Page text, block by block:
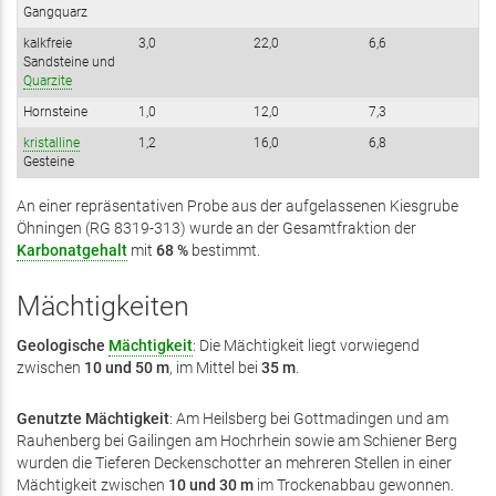
Gangquarz
kalkfreie
Sandsteine und
Quarzite
3,0 22,0 6,6
Hornsteine 1,0 12,0
7,3
kristalline
Gesteine
1,2 16,0 6,8
An einer repräsentativen Probe aus der aufgelassenen Kiesgrube
Öhningen (RG 8319-313) wurde an der Gesamtfraktion der
Karbonatgehalt mit 68 % bestimmt.
Mächtigkeiten
Geologische Mächtigkeit: Die Mächtigkeit liegt vorwiegend
zwischen 10 und 50 m, im Mittel bei 35m.
Genutzte Mächtigkeit: Am Heilsberg bei Gottmadingen und am
Rauhenberg bei Gailingen am Hochrhein sowie am Schiener Berg
wurden die Tieferen Decken­schotter an mehreren Stellen in einer
Mächtigkeit zwischen 10 und 30 m im Trockenabbau gewonnen.